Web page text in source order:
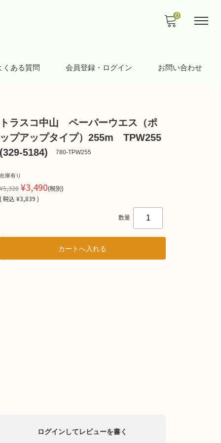
くある質問 会員登録・ログイン お問い合わせ
0
ラスコ中山 ペーパーウエス（ポ
プアップタイプ）255m TPW255
5184)
780-TPW255
庫有り
¥3,490(税別)
税込 ¥3,839 )
数量
ログインしてレビューを書く